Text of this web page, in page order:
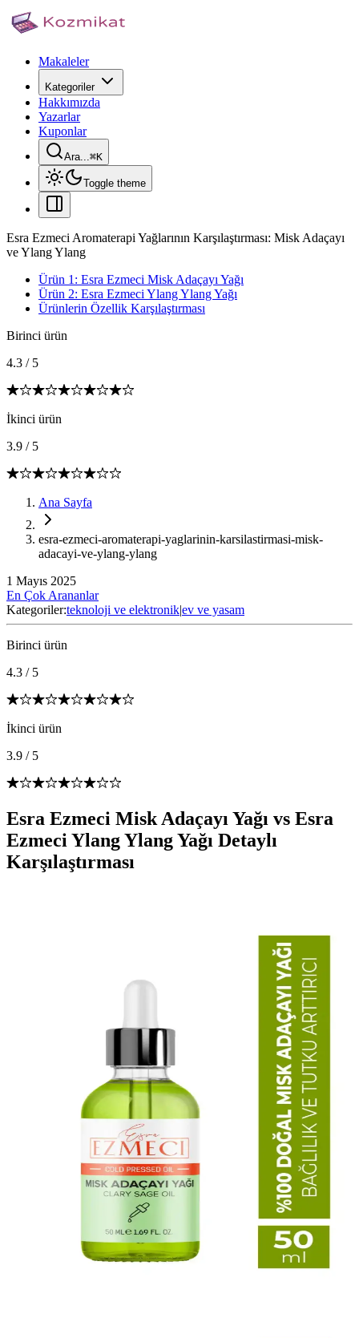
Makaleler
Kategoriler
Hakkımızda
Yazarlar
Kuponlar
Ara...⌘K
Toggle theme
Esra Ezmeci Aromaterapi Yağlarının Karşılaştırması: Misk Adaçayı
ve Ylang Ylang
Ürün 1: Esra Ezmeci Misk Adaçayı Yağı
Ürün 2: Esra Ezmeci Ylang Ylang Yağı
Ürünlerin Özellik Karşılaştırması
Birinci ürün
4.3 / 5
İkinci ürün
3.9 / 5
Ana Sayfa
esra-ezmeci-aromaterapi-yaglarinin-karsilastirmasi-misk-
adacayi-ve-ylang-ylang
1 Mayıs 2025
En Çok Arananlar
Kategoriler:teknoloji ve elektronik|ev ve yasam
Birinci ürün
4.3 / 5
İkinci ürün
3.9 / 5
Esra Ezmeci Misk Adaçayı Yağı vs Esra
Ezmeci Ylang Ylang Yağı Detaylı
Karşılaştırması